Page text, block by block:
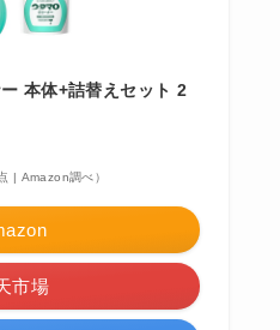
本体+詰替えセット 2
| Amazon調べ）
市場